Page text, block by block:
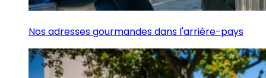
Nos adresses gourmandes dans l'arrière-pays